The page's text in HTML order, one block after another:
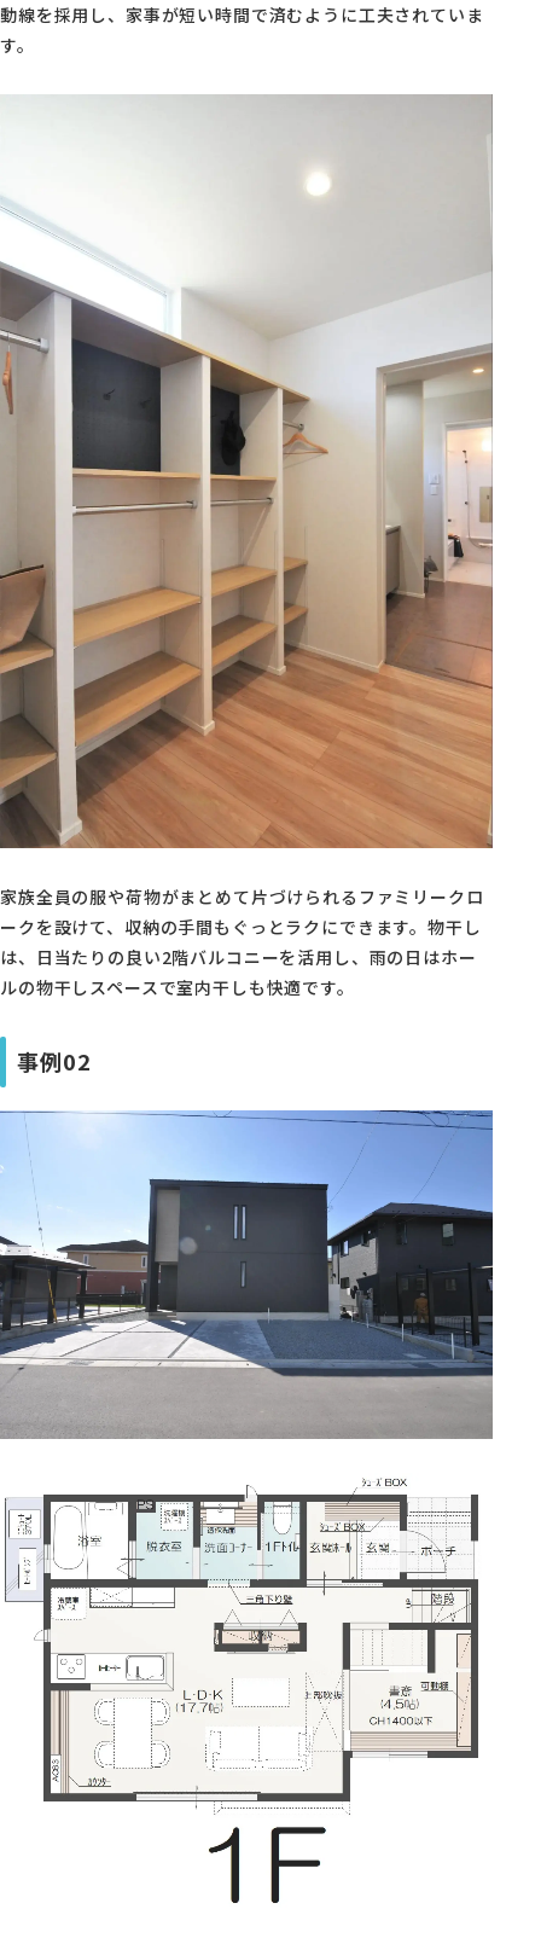
動線を採用し、家事が短い時間で済むように工夫されていま
す。
家族全員の服や荷物がまとめて片づけられるファミリークロ
ークを設けて、収納の手間もぐっとラクにできます。物干し
は、日当たりの良い2階バルコニーを活用し、雨の日はホー
ルの物干しスペースで室内干しも快適です。
事例02